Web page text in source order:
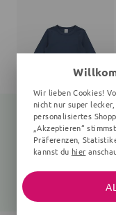
Langarmshirt
26,91 €
Wir lieben Cookies!
nicht nur super
personalisiertes
„Akzeptieren“
Präferenzen,
kannst du hier